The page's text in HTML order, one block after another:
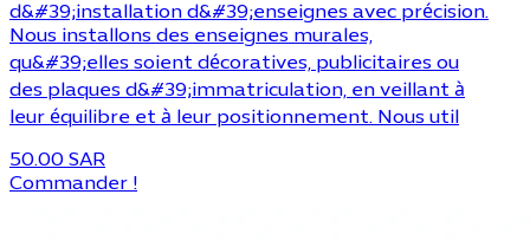
d&#39;installation d&#39;enseignes avec précision.
Nous installons des enseignes murales,
qu&#39;elles soient décoratives, publicitaires ou
des plaques d&#39;immatriculation, en veillant à
leur équilibre et à leur positionnement. Nous util
50.00 SAR
Commander !